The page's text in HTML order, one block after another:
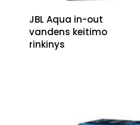
JBL Aqua in-out
vandens keitimo
rinkinys